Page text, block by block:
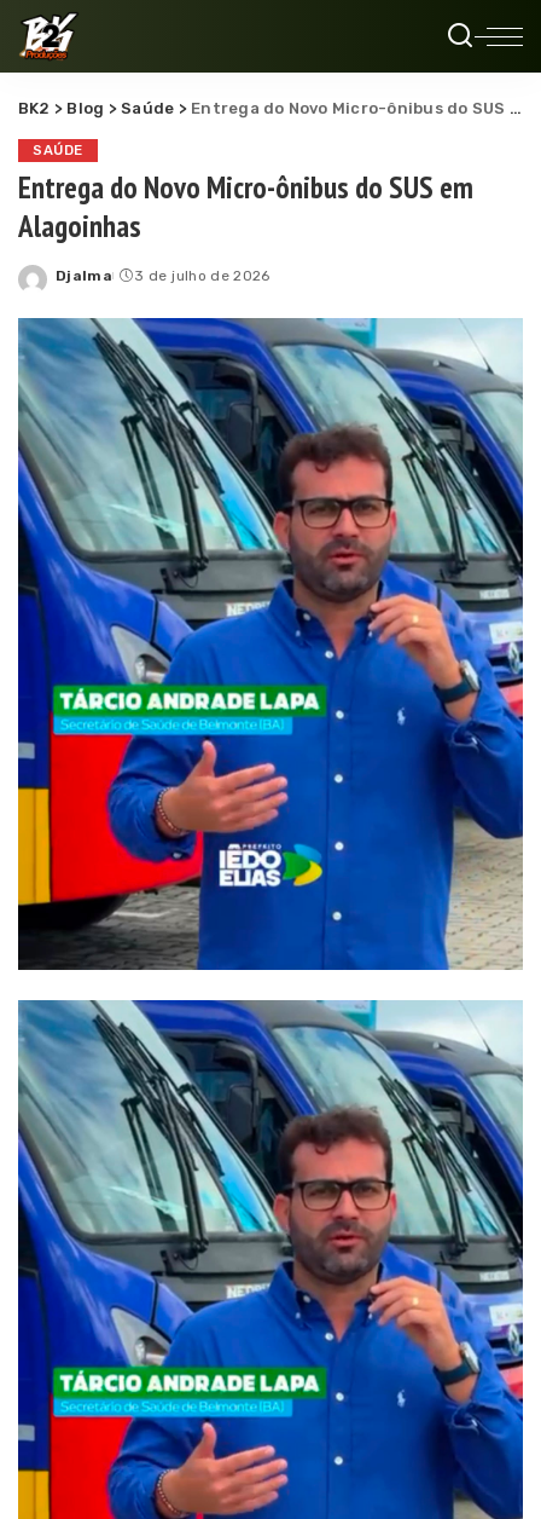
BK2 > Blog >Saúde > Entrega do Novo Micro-ônibus do SUS em Alagoinhas
SAÚDE
Entrega do Novo Micro-ônibus do SUS em
Alagoinhas
Posted
Djalma 3 de julho de 2026